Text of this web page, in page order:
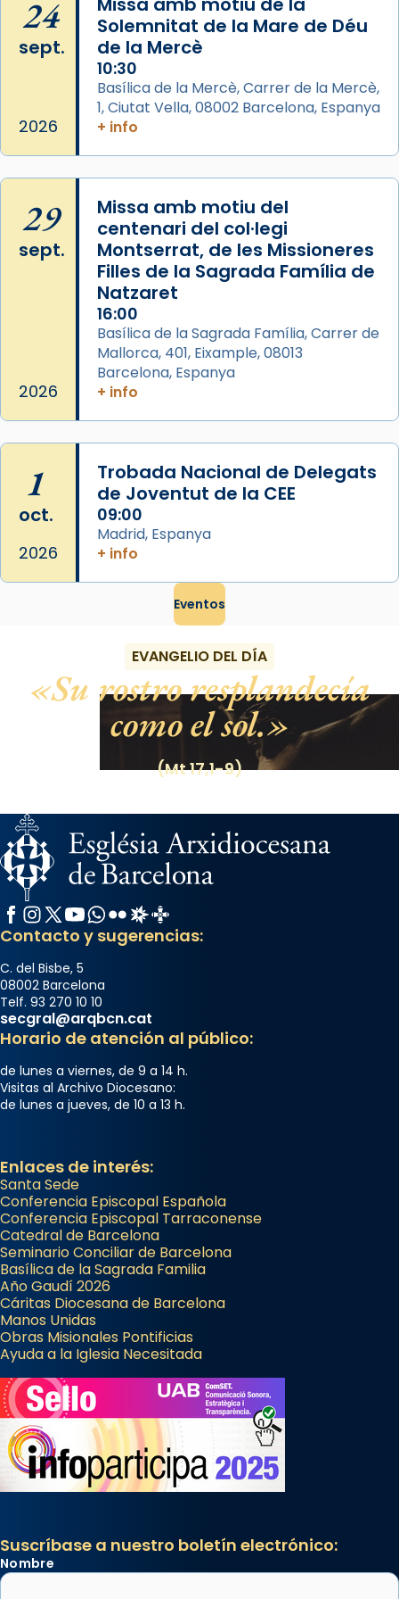
View on Facebook Share
24
sept.
2026
Solemnitat de la Mare de Déu
de la Mercè
10:30
Basílica de la Mercè, Carrer de la Mercè,
1, Ciutat Vella, 08002 Barcelona, Espanya
+ info
29
sept.
2026
Missa amb motiu del
centenari del col·legi
Montserrat, de les Missioneres
Filles de la Sagrada Família de
Natzaret
16:00
Basílica de la Sagrada Família, Carrer de
Mallorca, 401, Eixample, 08013
Barcelona, Espanya
+ info
1
oct.
2026
Trobada Nacional de Delegats
de Joventut de la CEE
09:00
Madrid, Espanya
+ info
Eventos
EVANGELIO DEL DÍA
Su rostro resplandecía
como el sol.
(Mt 17,1-9)
Facebook
Instagram
X / Twitter
YouTube
WhatsApp
FlickrRadio Estel
Catalunya Cristiana
Contacto y sugerencias:
C. del Bisbe, 5
08002 Barcelona
Telf. 93 270 10 10
secgral@arqbcn.cat
Horario de atención al público:
de lunes a viernes, de 9 a 14 h.
Visitas al Archivo Diocesano:
de lunes a jueves, de 10 a 13 h.
Enlaces de interés:
Santa Sede
Conferencia Episcopal Española
Conferencia Episcopal Tarraconense
Catedral de Barcelona
Seminario Conciliar de Barcelona
Basílica de la Sagrada Familia
Año Gaudí 2026
Cáritas Diocesana de Barcelona
Manos Unidas
Obras Misionales Pontificias
Ayuda a la Iglesia Necesitada
Suscríbase a nuestro boletín electrónico:
Nombre